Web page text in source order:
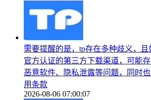
需要提醒的是，tp存在多种歧义，
官方认证的第三方下载渠道，可能
恶意软件、隐私泄露等问题，同时
用条款
2026-08-06 07:00:07